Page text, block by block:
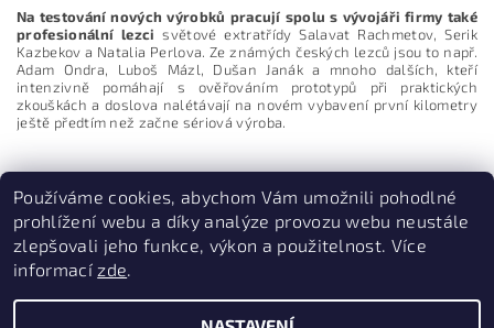
osobních údajů
Na testování nových výrobků pracují spolu s vývojáři firmy také
profesionální lezci světové extratřídy Salavat Rachmetov, Serik
Kazbekov a Natalia Perlova. Ze známých českých lezců jsou to např.
Adam Ondra, Luboš Mázl, Dušan Janák a mnoho dalších, kteří
intenzivně pomáhají s ověřováním prototypů při praktických
zkouškách a doslova nalétávají na novém vybavení první kilometry
ještě předtím než začne sériová výroba.
PruvodceNakopce.Cz
Používáme cookies, abychom Vám umožnili pohodlné
prohlížení webu a díky analýze provozu webu neustále
zlepšovali jeho funkce, výkon a použitelnost. Více
informacízde.